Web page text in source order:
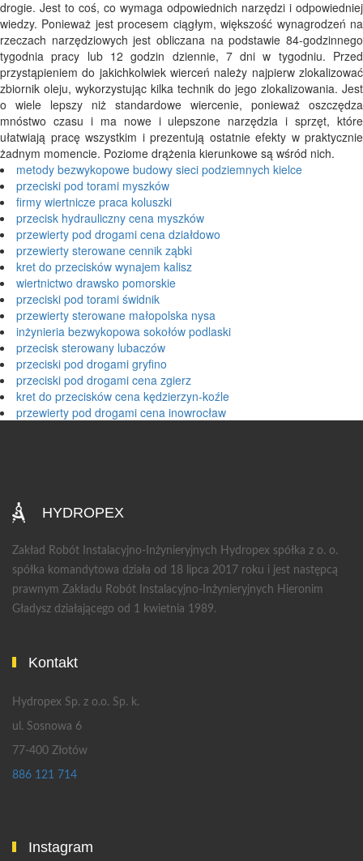
drogie. Jest to coś, co wymaga odpowiednich narzędzi i odpowiedniej
wiedzy. Ponieważ jest procesem ciągłym, większość wynagrodzeń na
rzeczach narzędziowych jest obliczana na podstawie 84-godzinnego
tygodnia pracy lub 12 godzin dziennie, 7 dni w tygodniu. Przed
przystąpieniem do jakichkolwiek wierceń należy najpierw zlokalizować
zbiornik oleju, wykorzystując kilka technik do jego zlokalizowania. Jest
o wiele lepszy niż standardowe wiercenie, ponieważ oszczędza
mnóstwo czasu i ma nowe i ulepszone narzędzia i sprzęt, które
ułatwiają pracę wszystkim i prezentują ostatnie efekty w praktycznie
żadnym momencie. Poziome drążenia kierunkowe są wśród nich.
metody bezwykopowe budowy sieci podziemnych kielce
przeciski pod torami myszków
firmy wiertnicze praca koluszki
przecisk hydrauliczny cena myszków
przewierty pod drogami cena działdowo
przewierty sterowane cennik ząbki
kret do przecisków wynajem kalisz
wiertnictwo drawsko pomorskie
przeciski pod torami świdnik
przewierty sterowane małopolska nysa
inżynieria bezwykopowa sokołów podlaski
przecisk sterowany lubaczów
przeciski pod drogami gryfino
przeciski pod drogami cena zgierz
kret do przecisków cena kędzierzyn-koźle
przewierty pod drogami cena inowrocław
HYDROPEX
Zakład Robót Instalacyjno-Inżynieryjnych Hydropex spółka z o. o.
spółka komandytowa działa od 18 lipca 2017 roku i jest następcą
prawnym Zakładu Robót Instalacyjno-Inżynieryjnych Hieronim
Gładysz działającego od 1 kwietnia 1989.
Kontakt
Hydropex Sp. z o.o. Sp. k.
ul. Sosnowa 6
77-400 Złotów
886 121 714
Instagram